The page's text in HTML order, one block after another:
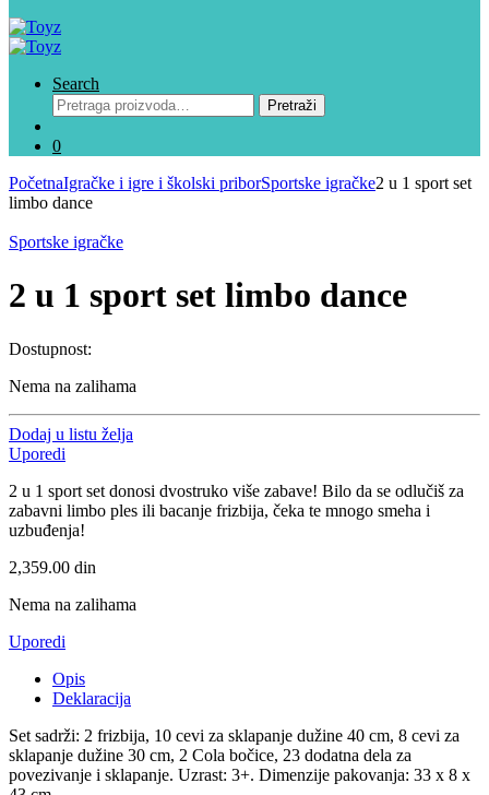
Search
Pretraga
za:
Pretraži
0
PočetnaIgračke i igre i školski priborSportske igračke2 u 1 sport set
limbo dance
Sportske igračke
2 u 1 sport set limbo dance
Dostupnost:
Nema na zalihama
Dodaj u listu želja
Uporedi
2 u 1 sport set donosi dvostruko više zabave! Bilo da se odlučiš za
zabavni limbo ples ili bacanje frizbija, čeka te mnogo smeha i
uzbuđenja!
2,359.00 din
Nema na zalihama
Uporedi
Opis
Deklaracija
Set sadrži: 2 frizbija, 10 cevi za sklapanje dužine 40 cm, 8 cevi za
sklapanje dužine 30 cm, 2 Cola bočice, 23 dodatna dela za
povezivanje i sklapanje. Uzrast: 3+. Dimenzije pakovanja: 33 x 8 x